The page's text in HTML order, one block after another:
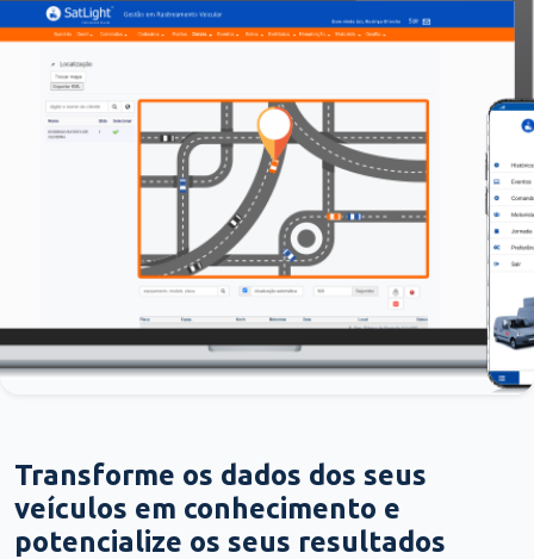
Transforme os dados dos seus
veículos em conhecimento e
potencialize os seus resultados